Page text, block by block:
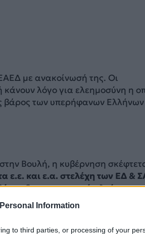
Information
to third parties, or processing of your
με ανακοίνωσή της. Οι
κάνουν λόγο για ελεημοσύνη η
βάρος των υπερήφανων Ελλήνων
Βουλή, η κυβέρνηση
ε.ε. και ε.α. στελέχη των ΕΔ &
δημοσιονομικό
στον κύκλο παλαιοτέρων
των αδικιών που υπέστησαν